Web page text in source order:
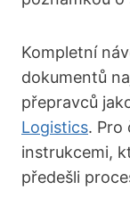
Kompletní
dokumentů
přepravců
Logistics. Pro
instrukcemi,
předešli